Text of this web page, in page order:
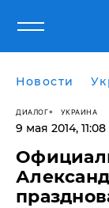
Новости
ДИАЛОГ УКРАИНА
9 мая 2014, 11:08